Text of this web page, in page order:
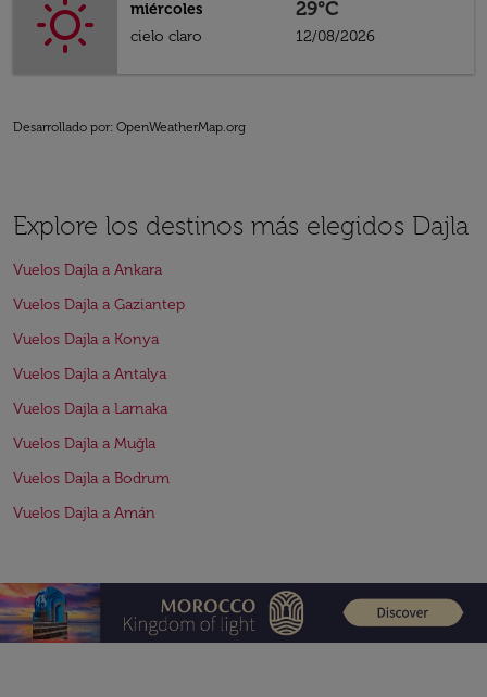
miércoles
cielo claro
29°C
12/08/2026
Desarrollado por: OpenWeatherMap.org
Explore los destinos más elegidos Dajla
Vuelos Dajla a Ankara
Vuelos Dajla a Gaziantep
Vuelos Dajla a Konya
Vuelos Dajla a Antalya
Vuelos Dajla a Larnaka
Vuelos Dajla a Muğla
Vuelos Dajla a Bodrum
Vuelos Dajla a Amán